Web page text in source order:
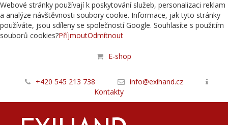
Webové stránky používají k poskytování služeb, personalizaci reklam
a analýze návštěvnosti soubory cookie. Informace, jak tyto stránky
používáte, jsou sdíleny se společností Google. Souhlasíte s použitím
souborů cookies?PříjmoutOdmítnout
E-shop
+420 545 213 738
info@exihand.cz
Kontakty